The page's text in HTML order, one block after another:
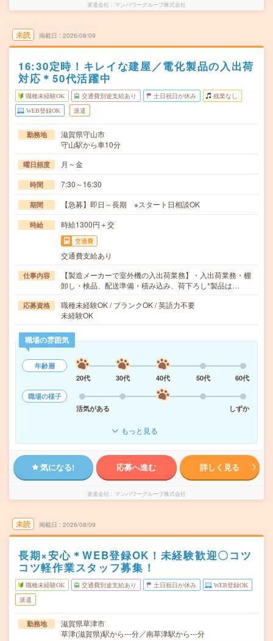
派遣会社 マンパワーグループ株式会社
未読 掲載日 2026/08/09
16:30定時！キレイな建屋／電化製品の入出荷
対応＊50代活躍中
職種未経験OK 交通費別途支給あり 土日祝日が休み 残業なし
WEB登録OK 派遣
勤務地
滋賀県守山市
守山駅から車10分
曜日頻度 月～金
時間 7:30～16:30
期間 【急募】即日～長期 ※スタート日相談OK
時給 時給1300円＋交
交通費
交通費支給あり
仕事内容
【製造メーカーで室外機の入出荷業務】・入出荷業務・棚
卸し・検品、配送準備・積み込み、荷下ろし*製品は…
応募資格
職種未経験OK / ブランクOK / 英語力不要
未経験OK
職場の雰囲気
年齢層
20代
30代 40代 50代
60代
職場の様子
活気がある
しずか
もっと見る
気になる! 応募へ進む 詳しく見る
派遣会社 マンパワーグループ株式会社
未読 掲載日 2026/08/09
長期×安心＊WEB登録OK！未経験歓迎〇コツ
コツ軽作業スタッフ募集！
職種未経験OK 交通費別途支給あり 土日祝日が休み WEB登録OK
派遣
勤務地
滋賀県草津市
草津(滋賀県)駅から---分／南草津駅から---分